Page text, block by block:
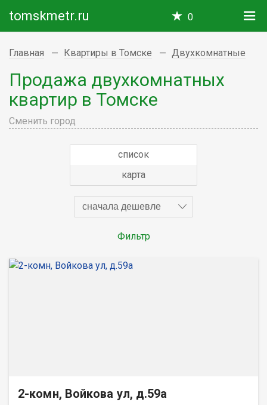
tomskmetr.ru 0
Главная Квартиры в Томске Двухкомнатные
Продажа двухкомнатных
квартир в Томске
Сменить город
список
карта
сначала дешевле
Фильтр
2-комн, Войкова ул, д.59а